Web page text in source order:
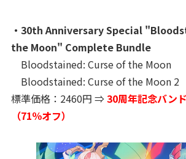
・30th Anniversary Special
the Moon" Complete Bundle
Bloodstained: Curse of the Moon
Bloodstained: Curse of the Moon 2
標準価格：2460円 ⇒30周年記念バン
（71％オフ）